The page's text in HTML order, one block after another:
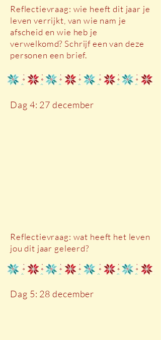
Reflectievraag: wie heeft dit jaar je
leven verrijkt, van wie nam je
afscheid en wie heb je
verwelkomd? Schrijf een van deze
personen een brief.
Dag 4: 27 december
Reflectievraag: wat heeft het leven
jou dit jaar geleerd?
Dag 5: 28 december